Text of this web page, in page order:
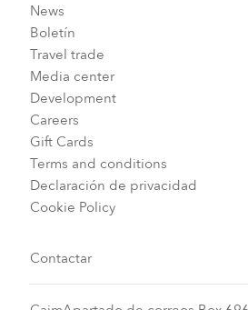
News
Boletín
Travel trade
Media center
Development
Careers
Gift Cards
Terms and conditions
Declaración de privacidad
Cookie Policy
Contactar